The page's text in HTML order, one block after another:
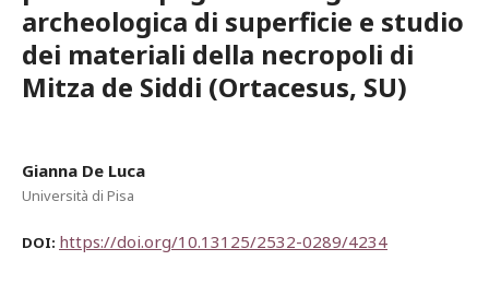
archeologica di superficie e studio
dei materiali della necropoli di
Mitza de Siddi (Ortacesus, SU)
Gianna De Luca
Università di Pisa
DOI: https://doi.org/10.13125/2532-0289/4234